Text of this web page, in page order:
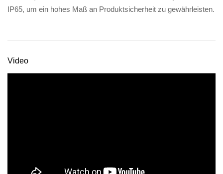
IP65, um ein hohes Maß an Produktsicherheit zu gewährleisten.
Video